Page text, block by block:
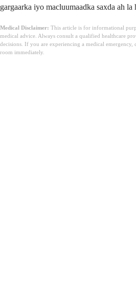
gargaarka iyo macluumaadka saxda ah la
Medical Disclaimer: This article is for informational
medical advice. Always consult a qualified healthcare
decisions. If you are experiencing a medical emergency,
room immediately.